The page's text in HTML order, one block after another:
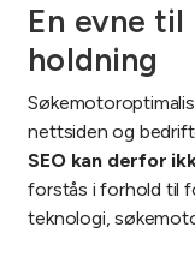
En evne til
holdning
nettsiden og
SEO kan derfor
forstås i forhold til
teknologi,